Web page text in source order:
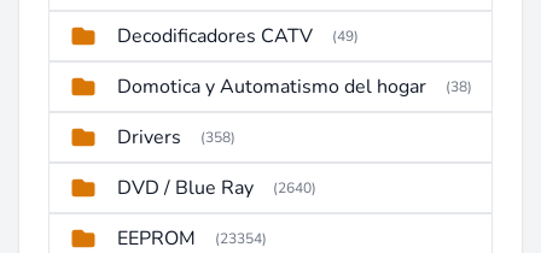
Decodificadores CATV (49)
Domotica y Automatismo del hogar (38)
Drivers (358)
DVD / Blue Ray (2640)
EEPROM (23354)